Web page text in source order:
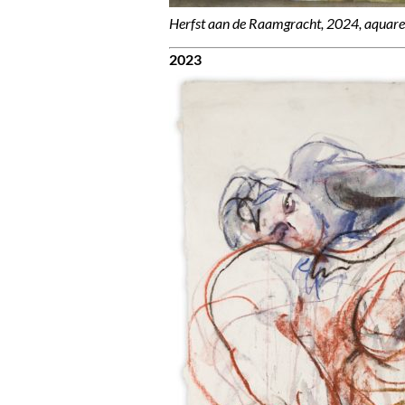
Herfst aan de Raamgracht, 2024,
2023